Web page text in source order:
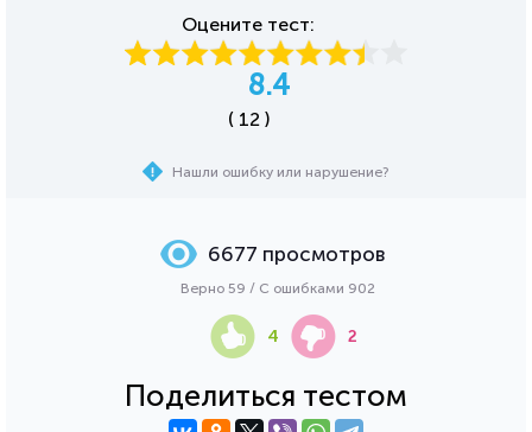
Оцените тест:
8.4
( 12 )
Нашли ошибку или нарушение?
Поделиться тестом
6677 просмотров
Верно 59 / С ошибками 902
4 2